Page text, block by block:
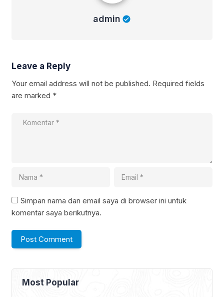
admin
Leave a Reply
Your email address will not be published. Required fields
are marked *
Simpan nama dan email saya di browser ini untuk
komentar saya berikutnya.
Most Popular